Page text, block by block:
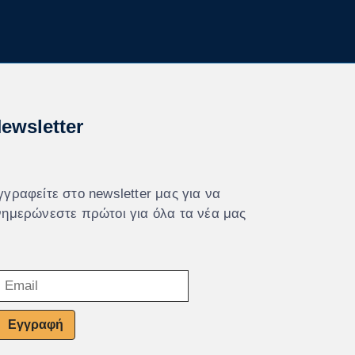
στο newsletter μας για να
πρώτοι για όλα τα νέα μας
Εγγραφή